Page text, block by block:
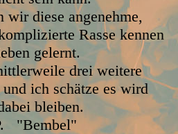
wir diese angenehme,
Rasse kennen
gelernt.
drei weitere
ich schätze es wird
bleiben.
"Bembel"